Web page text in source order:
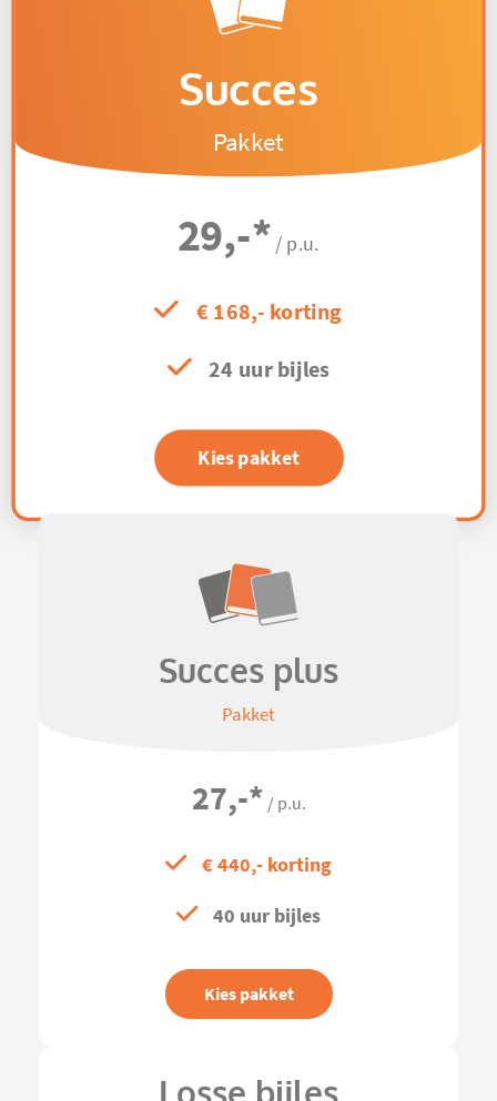
Succes
Pakket
29,-* / p.u.
€ 168,- korting
24 uur bijles
Kies pakket
Succes plus
Pakket
27,-* / p.u.
€ 440,- korting
40 uur bijles
Kies pakket